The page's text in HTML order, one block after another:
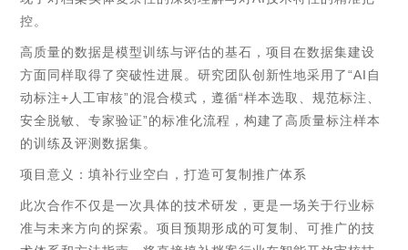
控。
高质量的数据是模型训练与评估的基石，项目在数据集建设
方面同样取得了突破性进展。研究团队创新性地采用了“AI自
动标注+人工审核”的混合模式，遵循“样本选取、规范标注、
安全脱敏、专家验证”的标准化流程，构建了高质量标注样本
的训练及评测数据集。
项目意义：填补行业空白，打造可复制推广体系
此次合作不仅是一次具体的技术研发，更是一场关于行业标
准与未来方向的探索。项目预期形成的可复制、可推广的技